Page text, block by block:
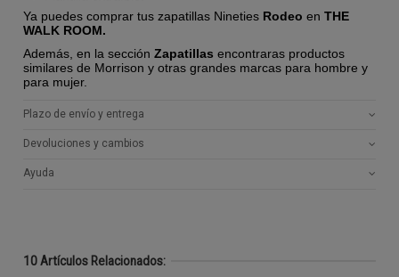
Ya puedes comprar tus zapatillas Nineties Rodeo enTHE
WALK ROOM.
Además, en la sección Zapatillas encontraras productos
similares de Morrison y otras grandes marcas para hombre y
para mujer.
Plazo de envío y entrega
Devoluciones y cambios
Ayuda
10 Artículos Relacionados: